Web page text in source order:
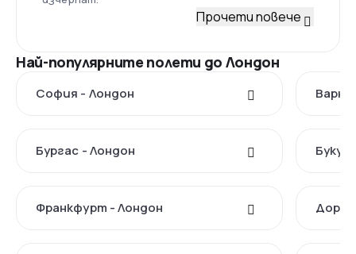
Прочети повече
Най-популярните полети до Лондон
София - Лондон
Бургас - Лондон
Франкфурт - Лондон